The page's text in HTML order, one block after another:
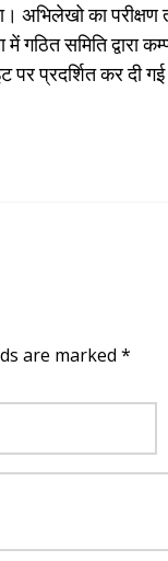
अभिलेखो का
गठित समिति द्वारा
पर प्रदर्शित कर दी
are marked *